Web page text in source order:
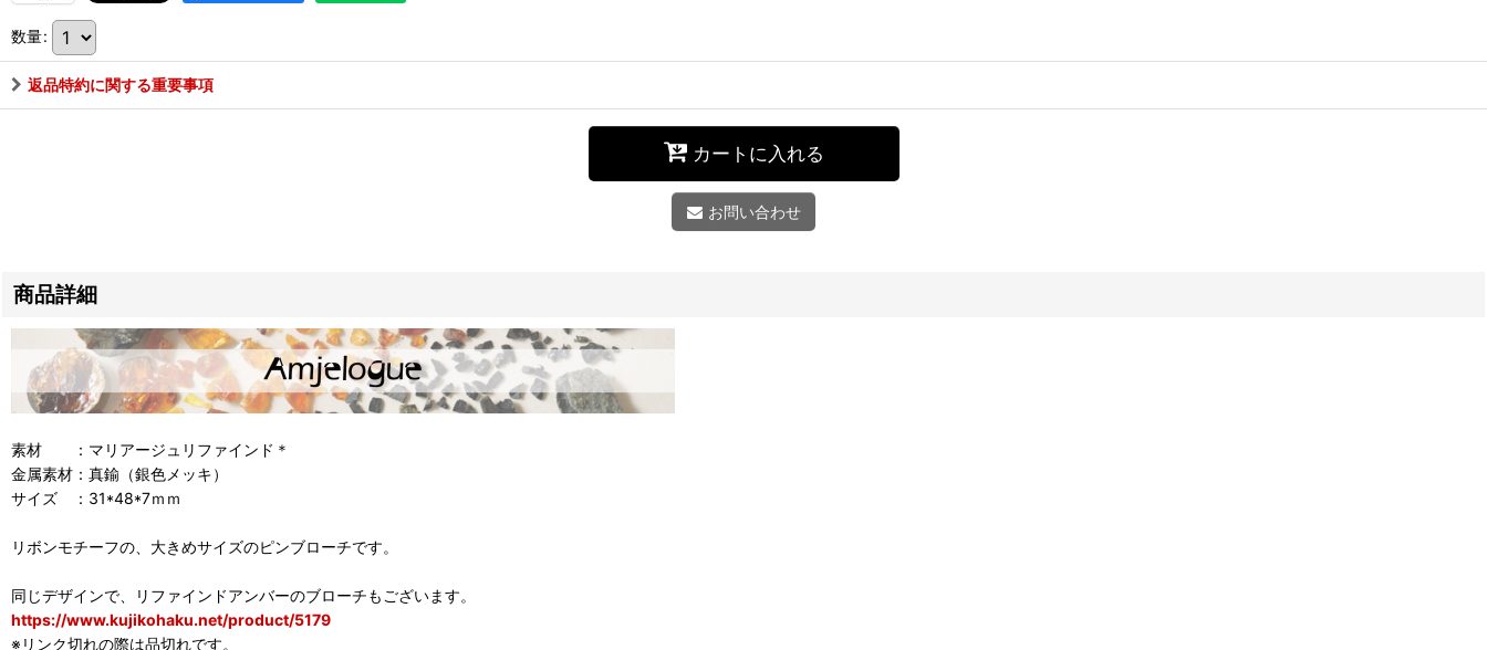
数量:
返品特約に関する重要事項
カートに入れる
お問い合わせ
商品詳細
素材 ：マリアージュリファインド＊
金属素材：真鍮（銀色メッキ）
サイズ ：31*48*7ｍｍ
リボンモチーフの、大きめサイズのピンブローチです。
同じデザインで、リファインドアンバーのブローチもございます。
https://www.kujikohaku.net/product/5179
※リンク切れの際は品切れです。